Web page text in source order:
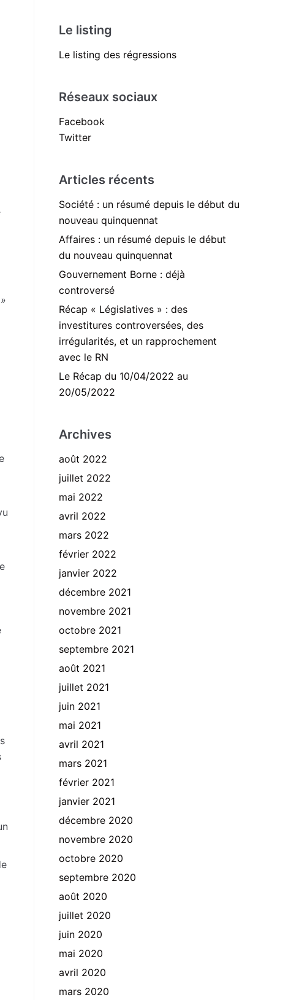
»
Le listing
Le listing des régressions
Réseaux sociaux
Facebook
Twitter
Articles récents
Société : un résumé depuis le début du
nouveau quinquennat
Affaires : un résumé depuis le début
du nouveau quinquennat
Gouvernement Borne : déjà
controversé
Récap « Législatives » : des
investitures controversées, des
irrégularités, et un rapprochement
avec le RN
Le Récap du 10/04/2022 au
20/05/2022
Archives
août 2022
juillet 2022
mai 2022
avril 2022
mars 2022
février 2022
janvier 2022
décembre 2021
novembre 2021
octobre 2021
septembre 2021
août 2021
juillet 2021
juin 2021
mai 2021
avril 2021
mars 2021
février 2021
janvier 2021
décembre 2020
novembre 2020
octobre 2020
septembre 2020
août 2020
juillet 2020
juin 2020
mai 2020
avril 2020
mars 2020